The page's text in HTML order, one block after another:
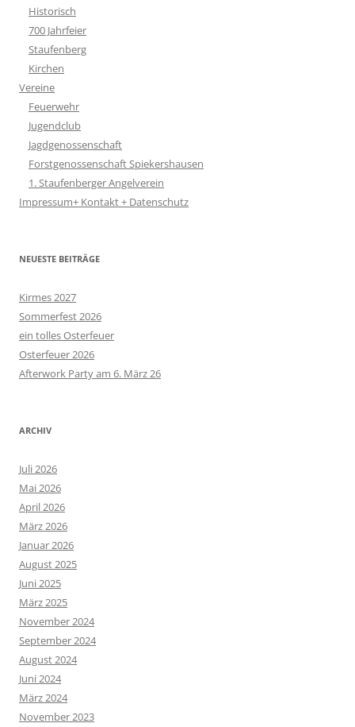
Historisch
700 Jahrfeier
Staufenberg
Kirchen
Vereine
Feuerwehr
Jugendclub
Jagdgenossenschaft
Forstgenossenschaft Spiekershausen
1. Staufenberger Angelverein
Impressum+ Kontakt + Datenschutz
NEUESTE BEITRÄGE
Kirmes 2027
Sommerfest 2026
ein tolles Osterfeuer
Osterfeuer 2026
Afterwork Party am 6. März 26
ARCHIV
Juli 2026
Mai 2026
April 2026
März 2026
Januar 2026
August 2025
Juni 2025
März 2025
November 2024
September 2024
August 2024
Juni 2024
März 2024
November 2023